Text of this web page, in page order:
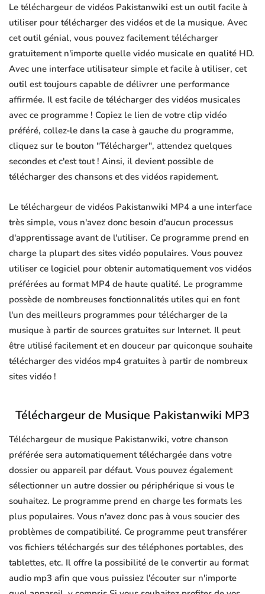
Le téléchargeur de vidéos Pakistanwiki est un outil facile à
utiliser pour télécharger des vidéos et de la musique. Avec
cet outil génial, vous pouvez facilement télécharger
gratuitement n'importe quelle vidéo musicale en qualité HD.
Avec une interface utilisateur simple et facile à utiliser, cet
outil est toujours capable de délivrer une performance
affirmée. Il est facile de télécharger des vidéos musicales
avec ce programme ! Copiez le lien de votre clip vidéo
préféré, collez-le dans la case à gauche du programme,
cliquez sur le bouton "Télécharger", attendez quelques
secondes et c'est tout ! Ainsi, il devient possible de
télécharger des chansons et des vidéos rapidement.
Le téléchargeur de vidéos Pakistanwiki MP4 a une interface
très simple, vous n'avez donc besoin d'aucun processus
d'apprentissage avant de l'utiliser. Ce programme prend en
charge la plupart des sites vidéo populaires. Vous pouvez
utiliser ce logiciel pour obtenir automatiquement vos vidéos
préférées au format MP4 de haute qualité. Le programme
possède de nombreuses fonctionnalités utiles qui en font
l'un des meilleurs programmes pour télécharger de la
musique à partir de sources gratuites sur Internet. Il peut
être utilisé facilement et en douceur par quiconque souhaite
télécharger des vidéos mp4 gratuites à partir de nombreux
sites vidéo !
Téléchargeur de Musique Pakistanwiki MP3
Téléchargeur de musique Pakistanwiki, votre chanson
préférée sera automatiquement téléchargée dans votre
dossier ou appareil par défaut. Vous pouvez également
sélectionner un autre dossier ou périphérique si vous le
souhaitez. Le programme prend en charge les formats les
plus populaires. Vous n'avez donc pas à vous soucier des
problèmes de compatibilité. Ce programme peut transférer
vos fichiers téléchargés sur des téléphones portables, des
tablettes, etc. Il offre la possibilité de le convertir au format
audio mp3 afin que vous puissiez l'écouter sur n'importe